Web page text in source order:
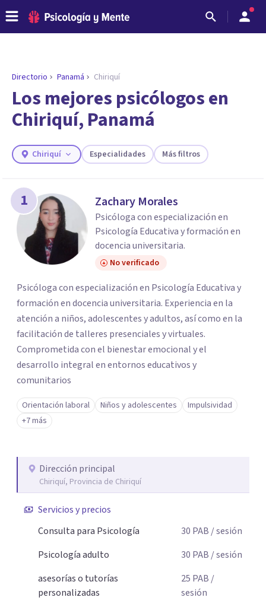
ENCONTRAR MI TERAPEUTA
¿Necesitas ayuda para encontrar el
psicólogo adecuado?
Responde a unas breves preguntas y te ofreceremos
necesidades.
Directorio Panamá Chiriquí
Los mejores psicólogos en
Chiriquí, Panamá
Chiriquí Especialidades Más filtros
1 Zachary Morales
Psicóloga con especialización en
Psicología Educativa y formación en
docencia universitaria.
No verificado
Psicóloga con especialización en Psicología Educativa y
formación en docencia universitaria. Experiencia en la
atención a niños, adolescentes y adultos, así como en la
facilitación de talleres presenciales y virtuales.
Comprometida con el bienestar emocional y el
desarrollo integral en entornos educativos y
comunitarios
Orientación laboral Niños y adolescentes
Impulsividad
+7 más
Dirección principal
Chiriquí, Provincia de Chiriquí
Servicios y precios
Consulta para Psicología
30 PAB / sesión
Psicología adulto
30 PAB / sesión
asesorías o tutorías
personalizadas
25 PAB /
sesión